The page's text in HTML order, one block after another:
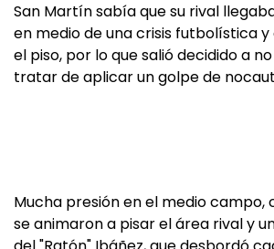
San Martín sabía que su rival
en medio de una crisis futbolística
el piso, por lo que salió decidido a
tratar de aplicar un golpe de
Mucha presión en el medio campo,
se animaron a pisar el área rival y